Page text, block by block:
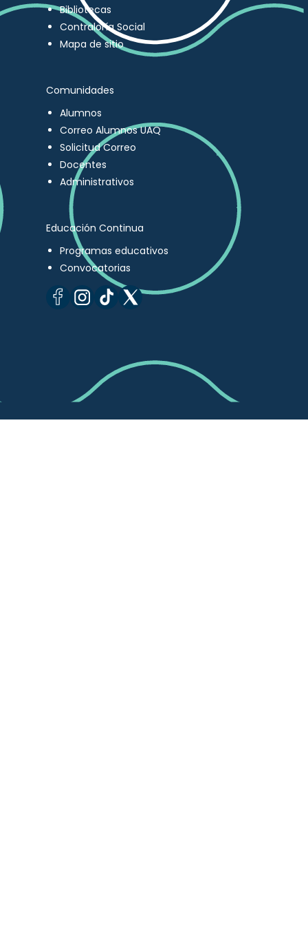
Bibliotecas
Contraloría Social
Mapa de sitio
Comunidades
Alumnos
Correo Alumnos UAQ
Solicitud Correo
Docentes
Administrativos
Educación Continua
Programas educativos
Convocatorias